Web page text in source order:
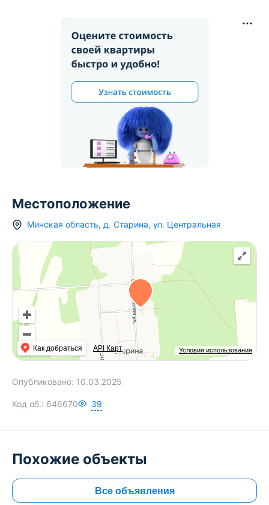
Местоположение
Минская область, д. Старина, ул. Центральная
Условия использования
Как добраться API Карт
Опубликовано: 10.03.2025
Код об.: 646670 39
Похожие объекты
Все объявления